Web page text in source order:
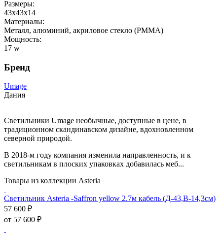
Размеры:
43x43x14
Материалы:
Металл, алюминий, акриловое стекло (PMMA)
Мощность:
17 w
Бренд
Umage
Дания
Светильники Umage необычные, доступные в цене, в
традиционном скандинавском дизайне, вдохновленном
северной природой.
В 2018-м году компания изменила направленность, и к
светильникам в плоских упаковках добавилась меб...
Товары из коллекции Asteria
Светильник Asteria -Saffron yellow 2.7м кабель (Д-43,В-14,3см)
57 600 ₽
от 57 600 ₽